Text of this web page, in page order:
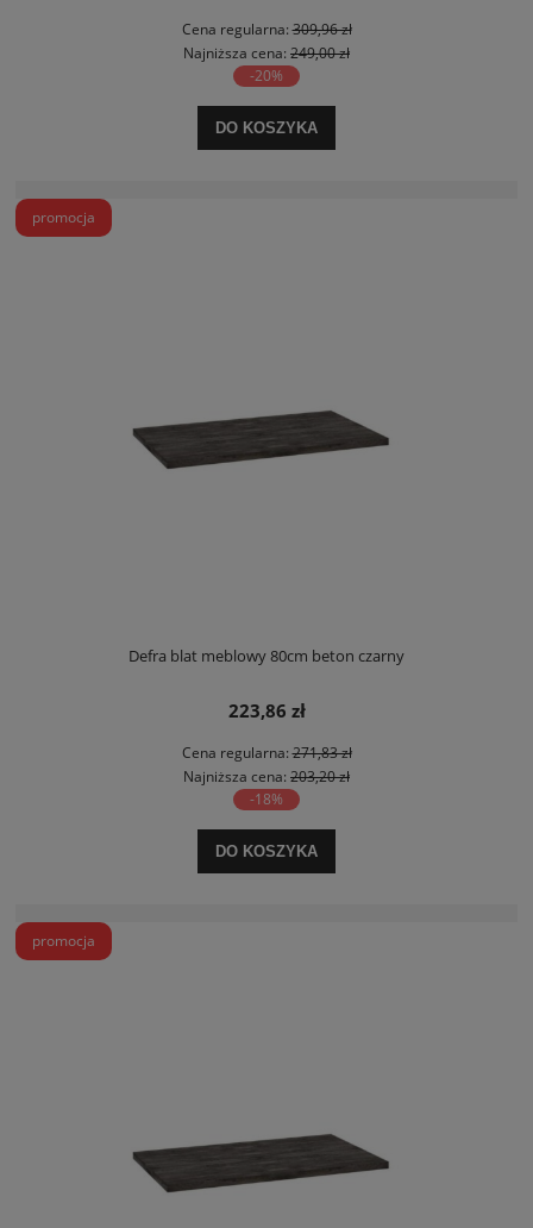
Cena regularna:309,96 zł
Najniższa cena: 249,00 zł
-20%
DO KOSZYKA
Defra blat meblowy 80cm beton czarny
223,86 zł
Cena regularna:271,83 zł
Najniższa cena: 203,20 zł
-18%
DO KOSZYKA
promocja
promocja